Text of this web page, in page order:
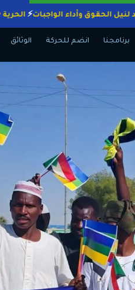
الأوحد لنيل الحقوق وأداء الواجبات
برنامجنا انضم للحركة الوثائق